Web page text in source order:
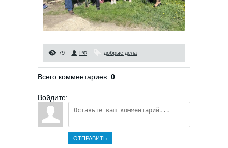
79 РФ добрые дела
Всего комментариев: 0
Войдите:
ОТПРАВИТЬ